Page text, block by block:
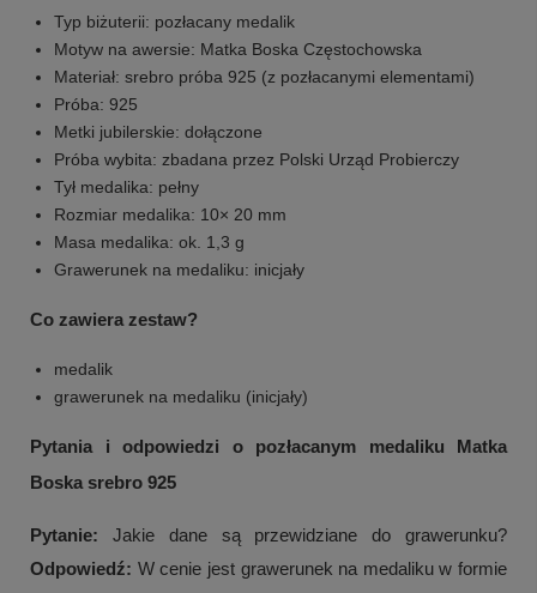
Typ biżuterii: pozłacany medalik
Motyw na awersie: Matka Boska Częstochowska
Materiał: srebro próba 925 (z pozłacanymi elementami)
Próba: 925
Metki jubilerskie: dołączone
Próba wybita: zbadana przez Polski Urząd Probierczy
Tył medalika: pełny
Rozmiar medalika: 10× 20 mm
Masa medalika: ok. 1,3 g
Grawerunek na medaliku: inicjały
Co zawiera zestaw?
medalik
grawerunek na medaliku (inicjały)
Pytania i odpowiedzi o pozłacanym medaliku Matka
Boska srebro 925
Pytanie: Jakie dane są przewidziane do grawerunku?
Odpowiedź: W cenie jest grawerunek na medaliku w formie